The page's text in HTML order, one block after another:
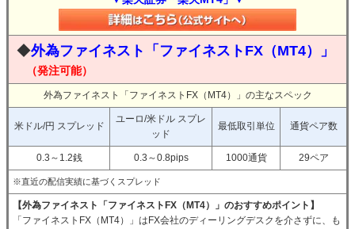
◆外為ファイネスト「ファイネストFX（MT4）」
（発注可能）
外為ファイネスト「ファイネストFX（MT4）」の主なスペック
米ドル/円 スプレッド
ユーロ/米ドル スプレ
ッド
最低取引単位 通貨ペア数
0.3～1.2銭 0.3～0.8pips 1000通貨 29ペア
※直近の配信実績に基づくスプレッド
【外為ファイネスト「ファイネストFX（MT4）」のおすすめポイント】
「ファイネストFX（MT4）」はFX会社のディーリングデスクを介さずに、も